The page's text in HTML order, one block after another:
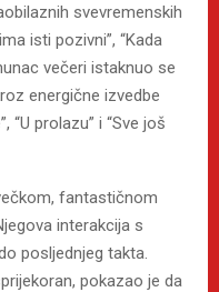
svevremenskih
isti pozivni”, “Kada
večeri istaknuo se
energične izvedbe
“U prolazu” i “Sve još
fantastičnom
interakcija s
posljednjeg takta.
pokazao je da